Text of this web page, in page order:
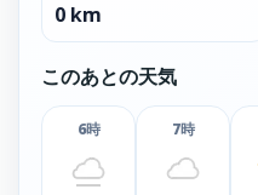
0 km
このあとの天気
6時 7時